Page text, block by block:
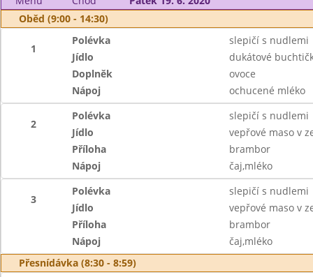
Oběd (9:00 - 14:30)
1
Polévka
slepičí s nudlemi
Jídlo
dukátové
Doplněk
ovoce
Nápoj
ochucené mléko
2
Polévka
slepičí s nudlemi
Jídlo
vepřové maso v
Příloha
brambor
Nápoj
čaj,mléko
3
Polévka
slepičí s nudlemi
Jídlo
vepřové maso v
Příloha
brambor
Nápoj
čaj,mléko
Přesnídávka (8:30 - 8:59)